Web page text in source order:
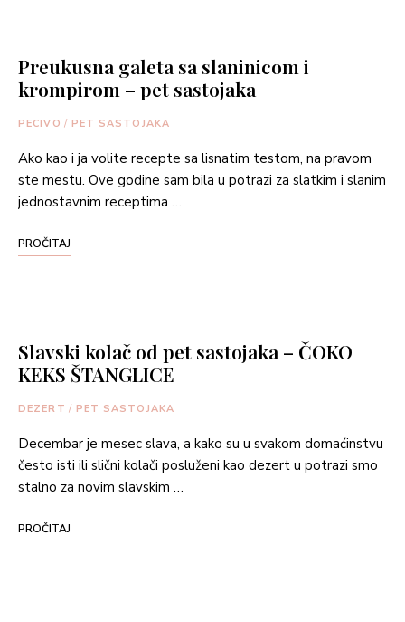
Preukusna galeta sa slaninicom i
krompirom – pet sastojaka
PECIVO / PET SASTOJAKA
Ako kao i ja volite recepte sa lisnatim testom, na pravom
ste mestu. Ove godine sam bila u potrazi za slatkim i slanim
jednostavnim receptima …
PROČITAJ
Slavski kolač od pet sastojaka – ČOKO
KEKS ŠTANGLICE
DEZERT / PET SASTOJAKA
Decembar je mesec slava, a kako su u svakom domaćinstvu
često isti ili slični kolači posluženi kao dezert u potrazi smo
stalno za novim slavskim …
PROČITAJ